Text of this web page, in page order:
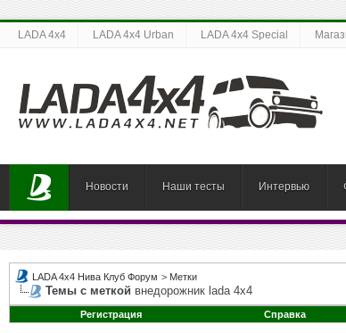
LADA 4x4 LADA 4x4 Urban LADA 4x4 Special
Новости Наши тесты Интервью
LADA 4x4 Нива Клуб Форум > Метки
Темы с меткой внедорожник lada 4x4
Регистрация
Справка